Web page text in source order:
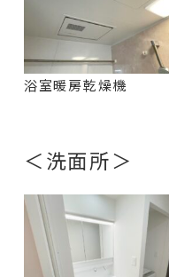
浴室暖房乾燥機
＜洗面所＞